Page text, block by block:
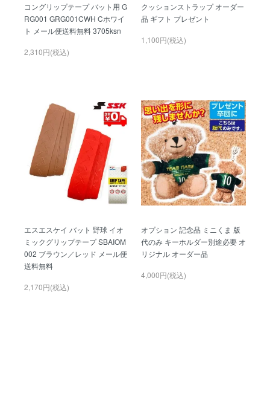
コングリップテープ バット用 G
RG001 GRG001CWH Cホワイ
ト メール便送料無料 3705ksn
2,310円(税込)
クッションストラップ オーダー
品 ギフト プレゼント
1,100円(税込)
エスエスケイ バット 野球 イオ
ミックグリップテープ SBAIOM
002 ブラウン／レッド メール便
送料無料
2,170円(税込)
オプション 記念品 ミニくま 版
代のみ キーホルダー別途必要 オ
リジナル オーダー品
4,000円(税込)